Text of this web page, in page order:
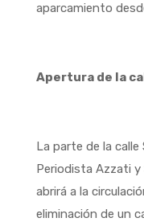
aparcamiento
Apertura de la
La parte de la
Periodista Azzati y
abrirá a la
eliminación de un